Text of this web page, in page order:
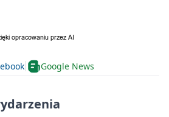
Google News